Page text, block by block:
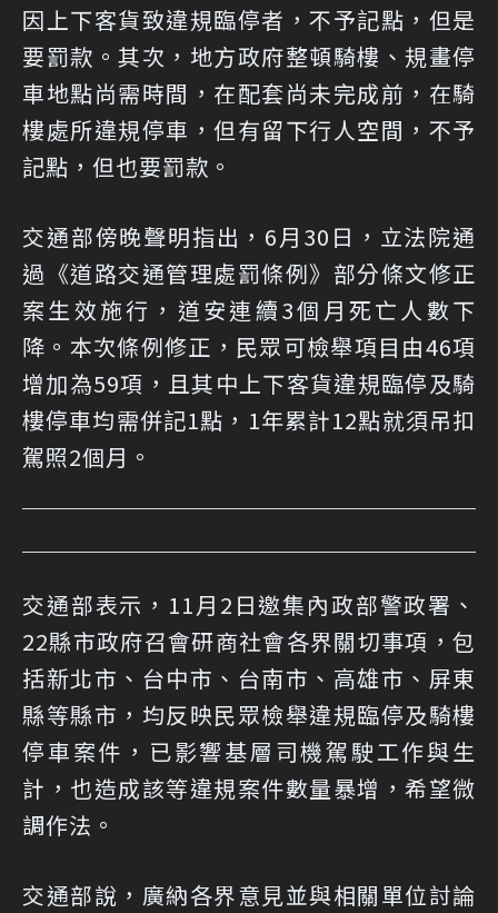
因上下客貨致違規臨停者，不予記點，但是
要罰款。其次，地方政府整頓騎樓、規畫停
車地點尚需時間，在配套尚未完成前，在騎
樓處所違規停車，但有留下行人空間，不予
記點，但也要罰款。
交通部傍晚聲明指出，6月30日，立法院通
過《道路交通管理處罰條例》部分條文修正
案生效施行，道安連續3個月死亡人數下
降。本次條例修正，民眾可檢舉項目由46項
增加為59項，且其中上下客貨違規臨停及騎
樓停車均需併記1點，1年累計12點就須吊扣
駕照2個月。
交通部表示，11月2日邀集內政部警政署、
22縣市政府召會研商社會各界關切事項，包
括新北市、台中市、台南市、高雄市、屏東
縣等縣市，均反映民眾檢舉違規臨停及騎樓
停車案件，已影響基層司機駕駛工作與生
計，也造成該等違規案件數量暴增，希望微
調作法。
交通部說，廣納各界意見並與相關單位討論